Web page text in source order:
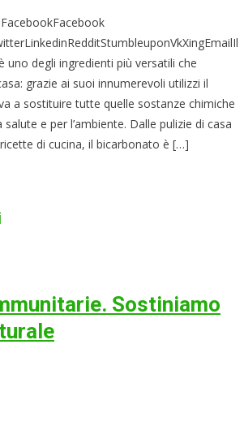
uno degli ingredienti più versatili che
grazie ai suoi innumerevoli utilizzi il
a sostituire tutte quelle sostanze chimiche
e per l’ambiente. Dalle pulizie di casa
di cucina, il bicarbonato è […]
Sostiniamo